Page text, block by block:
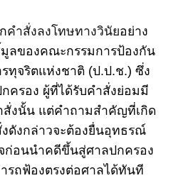
คำสั่งลงโทษทางวินัยอย่าง
ลของคณะกรรมการป้องกัน
ทุจริตแห่งชาติ (ป.ป.ช.) ซึ่ง
ครอง ผู้ที่ได้รับคำสั่งย่อมมี
สั่งนั้น แต่คำถามสำคัญที่เกิด
ดังกล่าวจะต้องยื่นอุทธรณ์
ก่อนนำคดีขึ้นสู่ศาลปกครอง
รถฟ้องตรงต่อศาลได้ทันที